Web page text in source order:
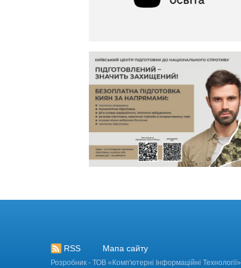
RSS Мапа сайту
Розробник - ТОВ « Комп'ютерні Інформаційні Технології»